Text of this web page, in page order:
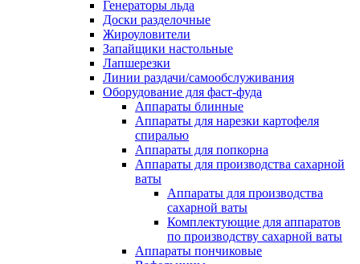
Генераторы льда
Доски разделочные
Жироуловители
Запайщики настольные
Лапшерезки
Линии раздачи/самообслуживания
Оборудование для фаст-фуда
Аппараты блинные
Аппараты для нарезки картофеля
спиралью
Аппараты для попкорна
Аппараты для производства сахарной
ваты
Аппараты для производства
сахарной ваты
Комплектующие для аппаратов
по производству сахарной ваты
Аппараты пончиковые